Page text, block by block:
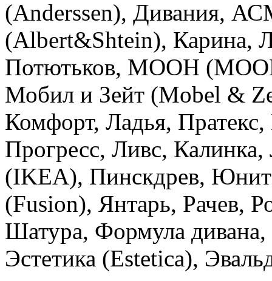
(Anderssen), Дивания,
(Albert&Shtein), Карина,
Потютьков, МООН
Мобил и Зейт (Mobel &
Комфорт, Ладья,
Прогресс, Ливс,
(IKEA), Пинскдрев,
(Fusion), Янтарь, Рачев,
Шатура, Формула
Эстетика (Estetica),